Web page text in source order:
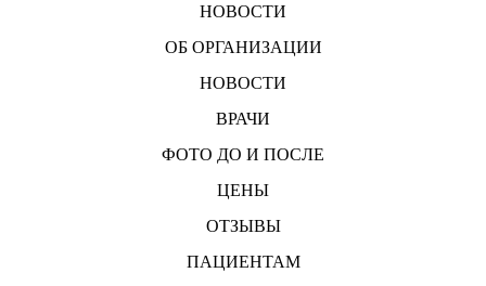
НОВОСТИ
ОБ ОРГАНИЗАЦИИ
НОВОСТИ
ВРАЧИ
ФОТО ДО И ПОСЛЕ
ЦЕНЫ
ОТЗЫВЫ
ПАЦИЕНТАМ